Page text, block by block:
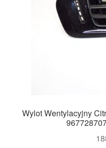
Wylot Wentylacyjny